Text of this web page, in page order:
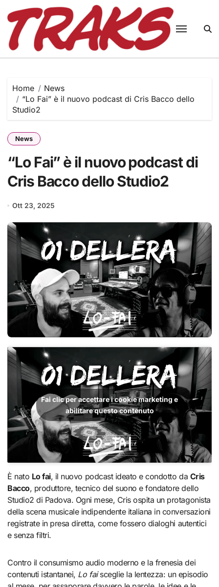
content
Home
News
“Lo Fai” è il nuovo podcast di Cris Bacco dello
Studio2
News
“Lo Fai” è il nuovo podcast di
Cris Bacco dello Studio2
Ott 23, 2025
Fai clic per accettare i cookie marketing e
abilitare questo contenuto
È nato Lo fai, il nuovo podcast ideato e condotto da Cris
Bacco, produttore, tecnico del suono e fondatore dello
Studio2 di Padova. Ogni mese, Cris ospita un protagonista
della scena musicale indipendente italiana in conversazioni
registrate in presa diretta, come fossero dialoghi autentici
e senza filtri.
Contro il consumismo audio moderno e la frenesia dei
contenuti istantanei, Lo faisceglie la lentezza: un episodio